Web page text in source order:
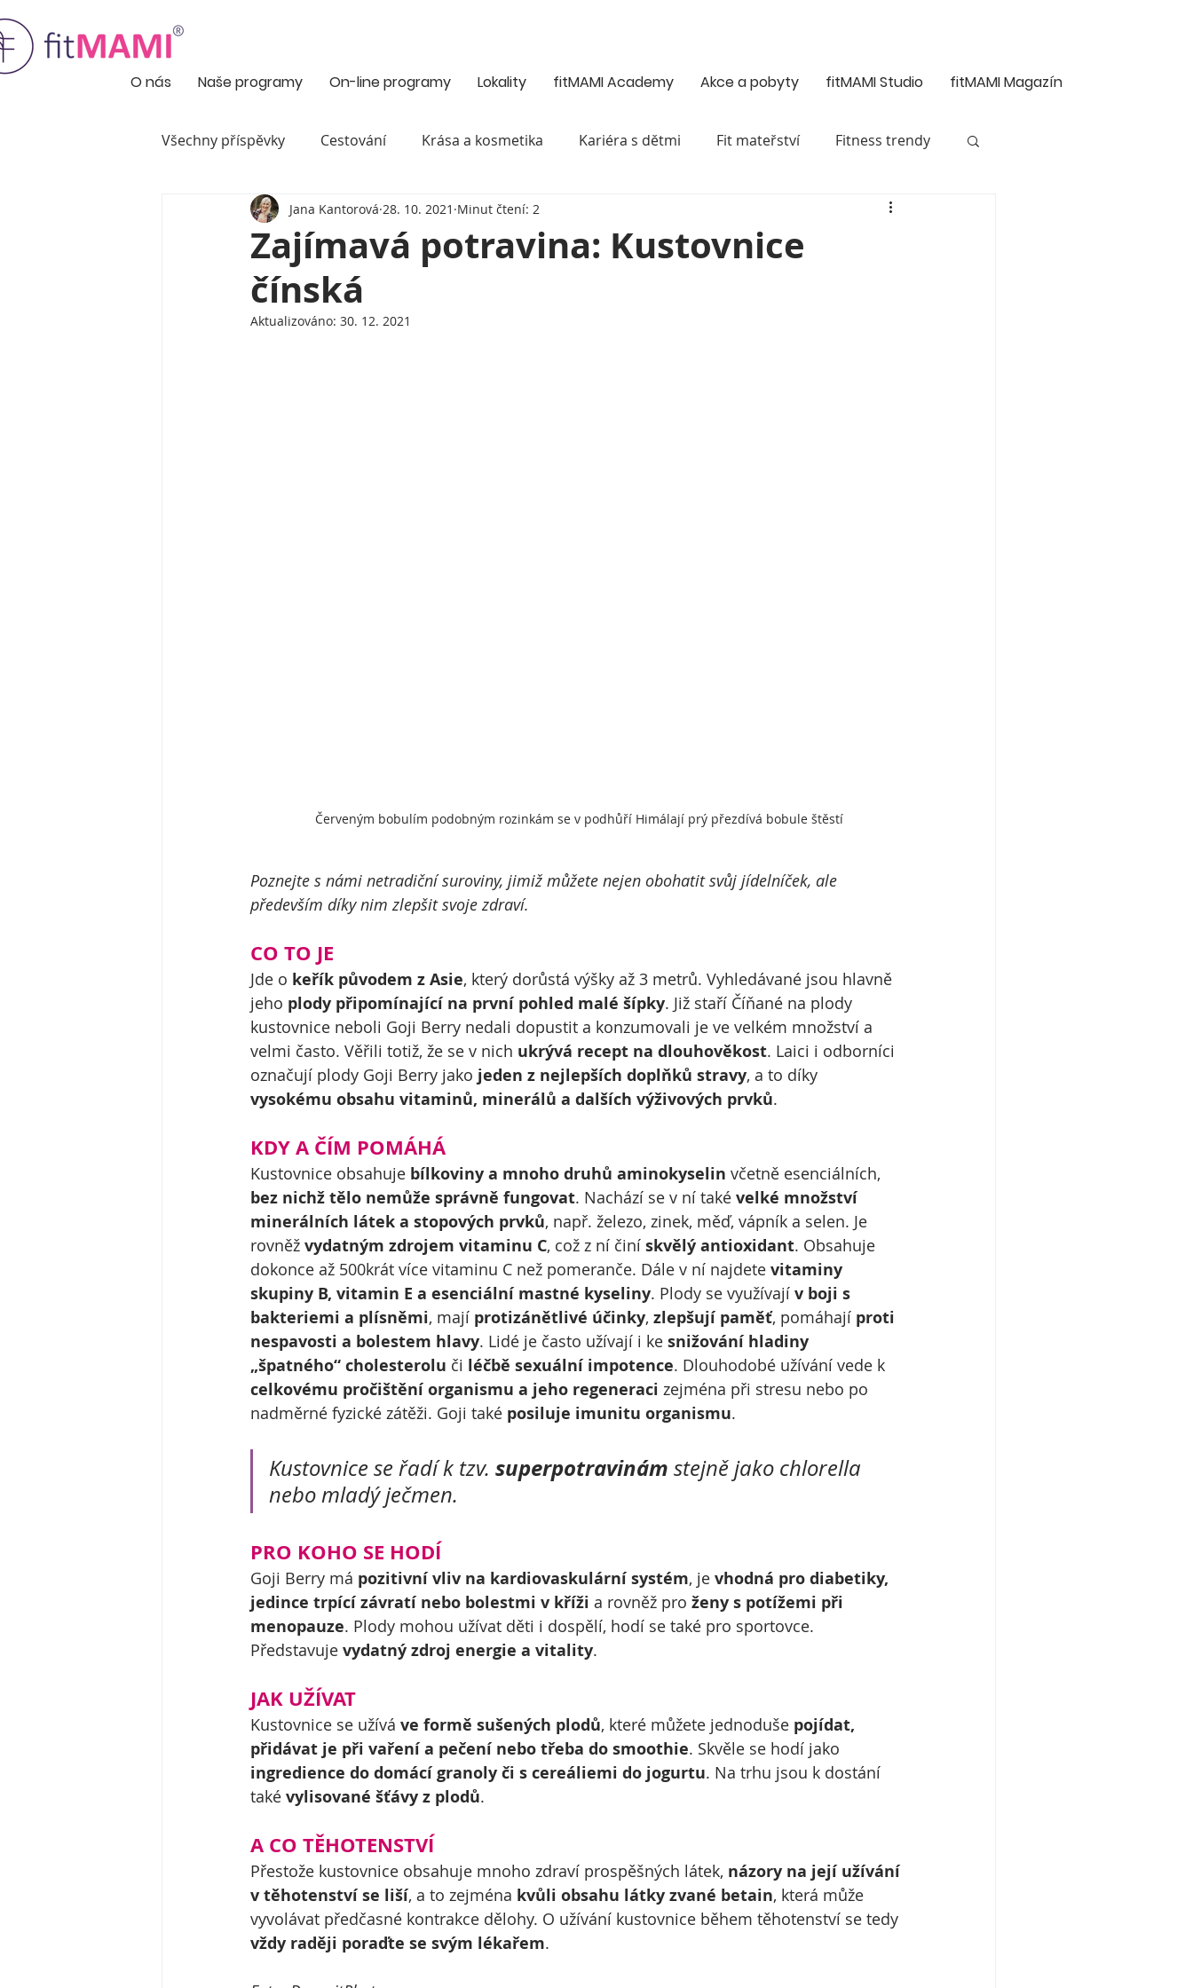
O nás Naše programy On-line programy Lokality fitMAMI Academy Akce a pobyty fitMAMI Studio fitMAMI Magazín
Všechny příspěvky Cestování Krása a kosmetika Kariéra s dětmi Fit mateřství Fitness trendy
Maminky Testerky Hubnutí Sex a vztahy
Nezařazené Objevili jsme
Zajímavá potravina: Kustovnice
čínská
Jana Kantorová 28. 10. 2021 Minut čtení: 2
Aktualizováno: 30. 12. 2021
Červeným bobulím podobným rozinkám se v podhůří Himálají prý přezdívá bobule štěstí
Poznejte s námi netradiční suroviny, jimiž můžete nejen obohatit svůj jídelníček, ale
především díky nim zlepšit svoje zdraví.
CO TO JE
Jde o keřík původem z Asie, který dorůstá výšky až 3 metrů. Vyhledávané jsou hlavně
jeho plody připomínající na první pohled malé šípky. Již staří Číňané na plody
kustovnice neboli Goji Berry nedali dopustit a konzumovali je ve velkém množství a
velmi často. Věřili totiž, že se v nich ukrývá recept na dlouhověkost. Laici i odborníci
označují plody Goji Berry jako jeden z nejlepších doplňků stravy, a to díky
vysokému obsahu vitaminů, minerálů a dalších výživových prvků.
KDY A ČÍM POMÁHÁ
Kustovnice obsahuje bílkoviny a mnoho druhů aminokyselin včetně esenciálních,
bez nichž tělo nemůže správně fungovat. Nachází se v ní také velké množství
minerálních látek a stopových prvků, např. železo, zinek, měď, vápník a selen. Je
rovněž vydatným zdrojem vitaminu C, což z ní činí skvělý antioxidant. Obsahuje
dokonce až 500krát více vitaminu C než pomeranče. Dále v ní najdete vitaminy
skupiny B, vitamin E a esenciální mastné kyseliny. Plody se využívají v boji s
bakteriemi a plísněmi, mají protizánětlivé účinky, zlepšují paměť, pomáhají proti
nespavosti a bolestem hlavy. Lidé je často užívají i ke snižování hladiny
„špatného“ cholesterolu či léčbě sexuální impotence. Dlouhodobé užívání vede k
celkovému pročištění organismu a jeho regeneraci zejména při stresu nebo po
nadměrné fyzické zátěži. Goji také posiluje imunitu organismu.
Kustovnice se řadí k tzv. superpotravinám stejně jako chlorella
nebo mladý ječmen.
PRO KOHO SE HODÍ
Goji Berry má pozitivní vliv na kardiovaskulární systém, je vhodná pro diabetiky,
jedince trpící závratí nebo bolestmi v kříži a rovněž pro ženy s potížemi při
menopauze. Plody mohou užívat děti i dospělí, hodí se také pro sportovce.
Představuje vydatný zdroj energie a vitality.
JAK UŽÍVAT
Kustovnice se užívá ve formě sušených plodů, které můžete jednoduše pojídat,
přidávat je při vaření a pečení nebo třeba do smoothie. Skvěle se hodí jako
ingredience do domácí granoly či s cereáliemi do jogurtu. Na trhu jsou k dostání
také vylisované šťávy z plodů.
A CO TĚHOTENSTVÍ
Přestože kustovnice obsahuje mnoho zdraví prospěšných látek, názory na její užívání
v těhotenství se liší, a to zejména kvůli obsahu látky zvané betain, která může
vyvolávat předčasné kontrakce dělohy. O užívání kustovnice během těhotenství se tedy
vždy raději poraďte se svým lékařem.